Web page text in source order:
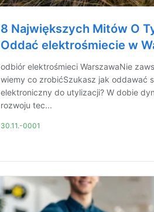
8 Największych Mitów O
Oddać elektrośmiecie w
odbiór elektrośmieci WarszawaNie
wiemy co zrobićSzukasz jak oddawać
elektroniczny do utylizacji? W dobie
rozwoju tec...
30.11.-0001